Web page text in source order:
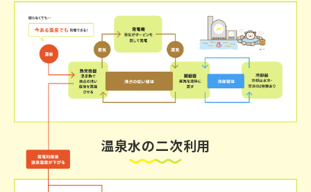
温泉水の二次利用